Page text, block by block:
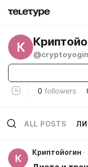
К @cryptoyogin
0 followers
ALL POSTS
К
Криптойогин